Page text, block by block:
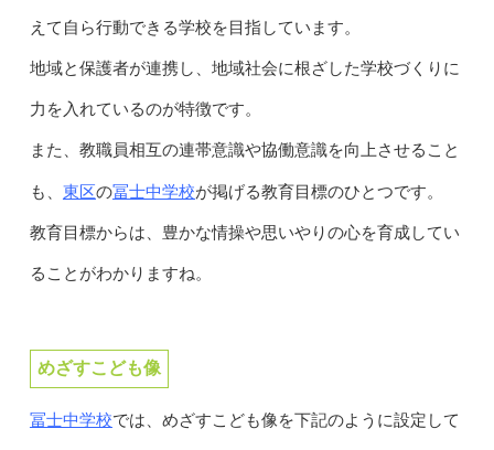
えて自ら行動できる学校を目指しています。
地域と保護者が連携し、地域社会に根ざした学校づくりに
力を入れているのが特徴です。
また、教職員相互の連帯意識や協働意識を向上させること
も、 東区の冨士中学校が掲げる教育目標のひとつです。
教育目標からは、豊かな情操や思いやりの心を育成してい
ることがわかりますね。
めざすこども像
冨士中学校では、めざすこども像を下記のように設定して